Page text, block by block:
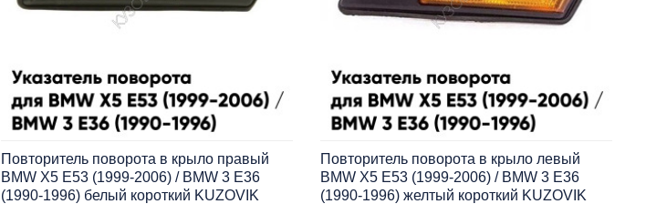
Повторитель поворота в крыло правый
BMW X5 E53 (1999-2006) / BMW 3 E36
(1990-1996) белый короткий KUZOVIK
Повторитель поворота в крыло левый
BMW X5 E53 (1999-2006) / BMW 3 E36
(1990-1996) желтый короткий KUZOVIK